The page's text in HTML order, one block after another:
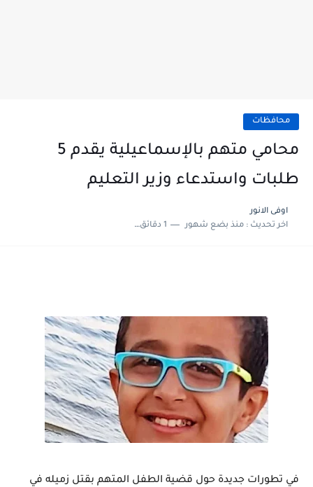
محافظات
محامي متهم بالإسماعيلية يقدم 5
طلبات واستدعاء وزير التعليم
اوفى الانور
اخر تحديث :منذ بضع شهور 1 دقائق للقراءة
في تطورات جديدة حول قضية الطفل المتهم بقتل زميله في